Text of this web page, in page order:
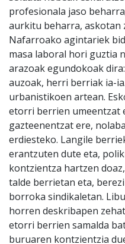
profesionala jaso
aurkitu beharra, askotan
Nafarroako agintariek
masa laboral hori guztia
arazoak egundokoak
auzoak, herri berriak ia-
urbanistikoen artean.
etorri berrien umeentzat
gazteenentzat ere,
erdiesteko. Langile
erantzuten dute eta,
kontzientza hartzen
talde berrietan eta,
borroka sindikaletan.
horren deskribapen
etorri berrien samalda
buruaren kontzientzia